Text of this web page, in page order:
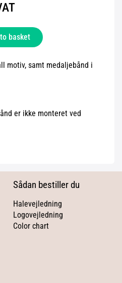
basket
motiv, samt medaljebånd i
er ikke monteret ved
Sådan bestiller du
Halevejledning
Logovejledning
Color chart